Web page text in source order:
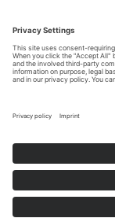
NIEUWSBRIEF
E-
MAILADRES
© Mike Jucker
Fon: +49 (0) 2242